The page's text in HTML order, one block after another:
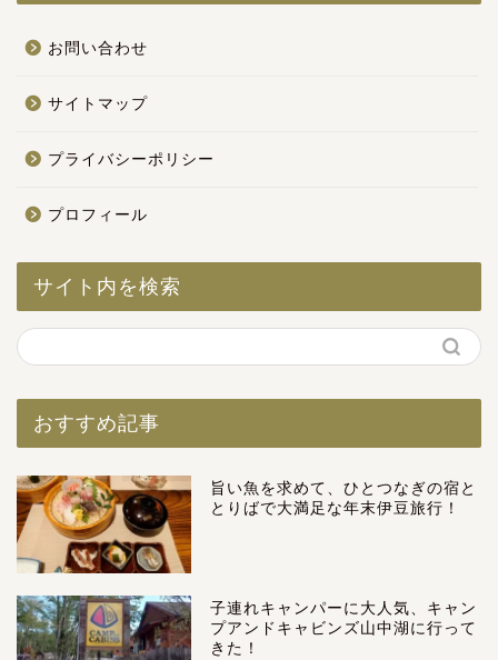
お問い合わせ
サイトマップ
プライバシーポリシー
プロフィール
サイト内を検索
おすすめ記事
旨い魚を求めて、ひとつなぎの宿と
とりばで大満足な年末伊豆旅行！
子連れキャンパーに大人気、キャン
プアンドキャビンズ山中湖に行って
きた！